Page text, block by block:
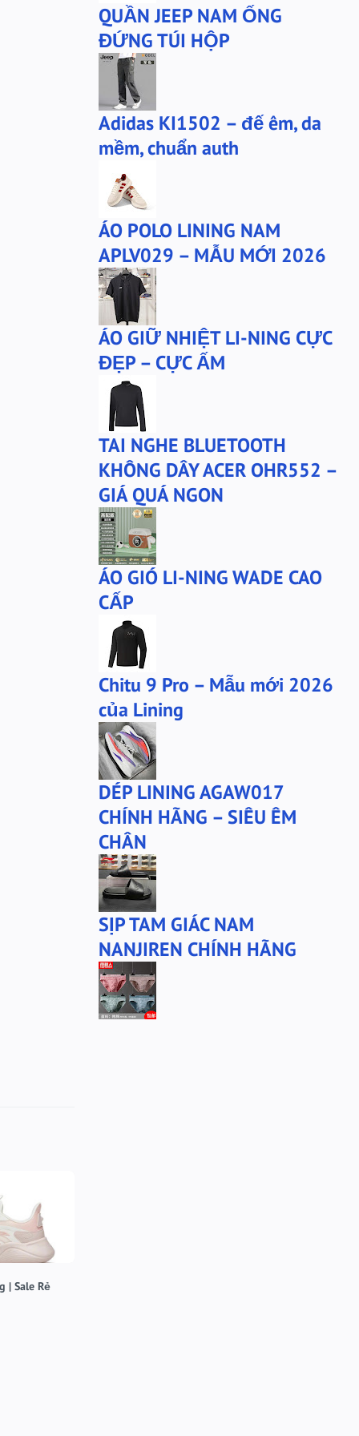
| Sale Rẻ
Tai nghe Acer Bluetooth
Thắt lưng Aokang
Túi ngủ 361
TẤT NAM 361
TẤT XTEP
Tất 361
Tất Anta
Tất Pierre Cardin
Xtep
Xtep sale
adidas .
adidas chính hãng
anta
bộ xtep
mũ
mũ lining
phu-kien-sale
quần puma
sale
sale giày anta
san-sale
tai nghe
tai-nghe
túi đeo chéo
tất nanjiren
Áo khoác 361
áo anta
áo cartelo
áo khoác adidas
QUẦN JEEP NAM ỐNG
ĐỨNG TÚI HỘP
Adidas KI1502 – đế êm, da
mềm, chuẩn auth
ÁO POLO LINING NAM
APLV029 – MẪU MỚI 2026
ÁO GIỮ NHIỆT LI-NING CỰC
ĐẸP – CỰC ẤM
TAI NGHE BLUETOOTH
KHÔNG DÂY ACER OHR552 –
GIÁ QUÁ NGON
ÁO GIÓ LI-NING WADE CAO
CẤP
Chitu 9 Pro – Mẫu mới 2026
của Lining
DÉP LINING AGAW017
CHÍNH HÃNG – SIÊU ÊM
CHÂN
SỊP TAM GIÁC NAM
NANJIREN CHÍNH HÃNG